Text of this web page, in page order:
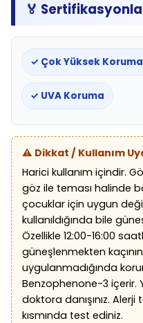
🏅
✓ Çok Yüksek
✓ UVA Koruma
⚠️ Dikkat / Kullanım
Harici kullanım içindir.
göz ile teması halinde
çocuklar için uygun
kullanıldığında bile
Özellikle 12:00-16:00
güneşlenmekten
uygulanmadığında
Benzophenone-3 içerir.
doktora danışınız.
kısmında test ediniz.